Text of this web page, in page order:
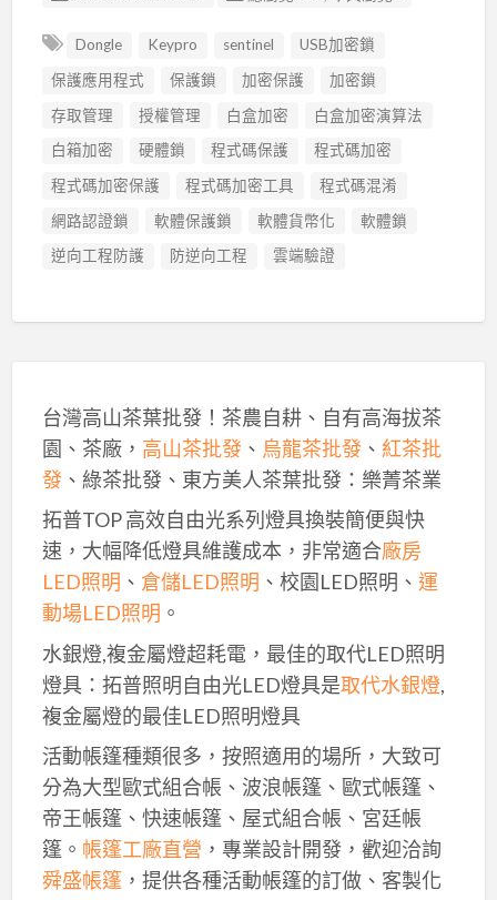
Dongle Keypro sentinel
USB加密鎖
保護應用程式
保護鎖 加密保護
加密鎖
存取管理
授權管理 白盒加密
白盒加密演算法
白箱加密
硬體鎖 程式碼保護
程式碼加密
程式碼加密保護
程式碼加密工具
程式碼混淆
網路認證鎖
軟體保護鎖 軟體貨幣化
軟體鎖
逆向工程防護
防逆向工程 雲端驗證
台灣高山茶葉批發！茶農自耕、自有高海拔茶
園、茶廠， 高山茶批發、 烏龍茶批發、 紅茶批
發、綠茶批發、東方美人茶葉批發：樂菁茶業
拓普TOP 高效自由光系列燈具換裝簡便與快
速，大幅降低燈具維護成本，非常適合廠房
LED照明 、 倉儲LED照明 、校園LED照明、 運
動場LED照明 。
水銀燈,複金屬燈超耗電，最佳的取代LED照明
燈具：拓普照明自由光LED燈具是取代水銀燈,
複金屬燈的最佳LED照明燈具
活動帳篷種類很多，按照適用的場所，大致可
分為大型歐式組合帳、波浪帳篷、歐式帳篷、
帝王帳篷、快速帳篷、屋式組合帳、宮廷帳
篷。 帳篷工廠直營 ，專業設計開發，歡迎洽詢
舜盛帳篷，提供各種活動帳篷的訂做、客製化